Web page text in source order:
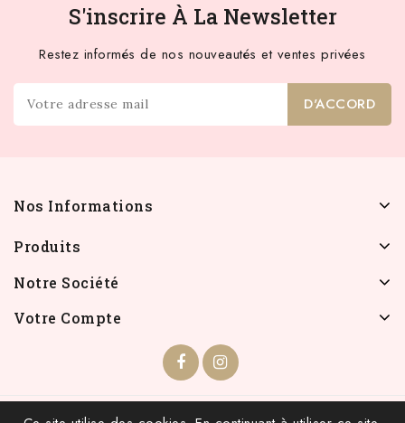
S'inscrire À La Newsletter
Restez informés de nos nouveautés et ventes privées
Nos Informations
Produits
Notre Société
Votre Compte